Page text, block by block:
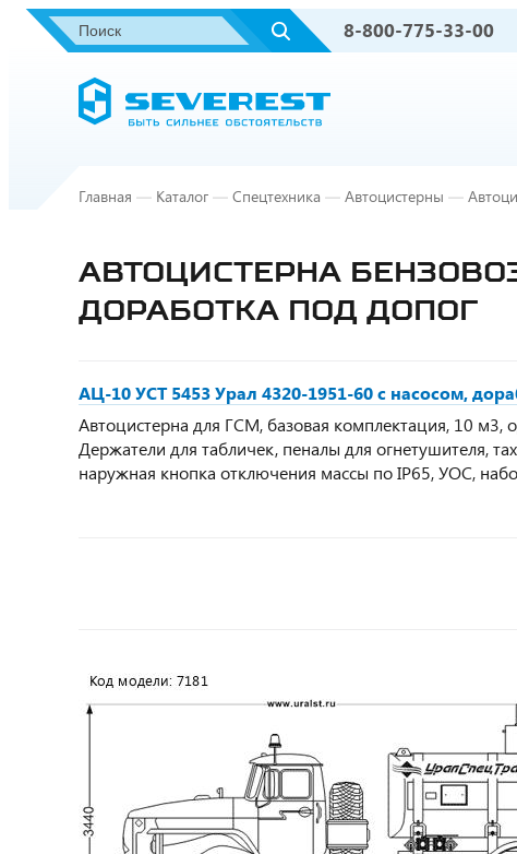
8-800-775-33-00
Главная — Каталог — Спецтехника — Автоцистерны —
АВТОЦИСТЕРНА
ДОРАБОТКА ПОД ДОПОГ
АЦ-10 УСТ 5453 Урал 4320-1951-60 с насосом,
Автоцистерна для ГСМ, базовая комплектация, 10
Держатели для табличек, пеналы для огнетушителя,
наружная кнопка отключения массы по IP65, УОС,